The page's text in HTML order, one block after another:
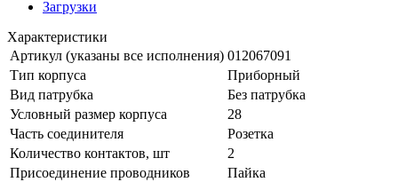
Загрузки
Характеристики
Артикул (указаны все исполнения) 012067091
Тип корпуса
Приборный
Вид патрубка
Без патрубка
Условный размер корпуса
28
Часть соединителя
Розетка
Количество контактов, шт
2
Присоединение проводников
Пайка